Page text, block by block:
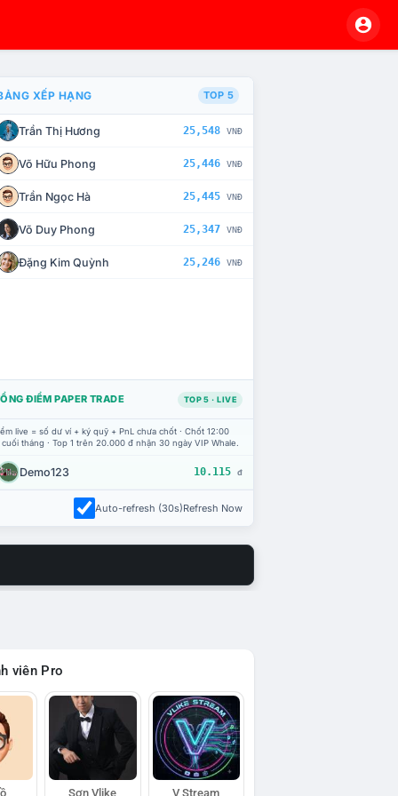
CHẾ TÀI XỬ LÝ VI PHẠM
XẾP HẠNG TOP 5
Trần Thị Hương 25,548 VNĐ
Võ Hữu Phong 25,446 VNĐ
Trần Ngọc Hà 25,445 VNĐ
Võ Duy Phong 25,347 VNĐ
Đặng Kim Quỳnh 25,246 VNĐ
ĐIỂM PAPER TRADE TOP 5 · LIVE
live = số dư ví + ký quỹ + PnL chưa chốt · Chốt 12:00
tháng · Top 1 trên 20.000 đ nhận 30 ngày VIP Whale.
Demo123 10.115 đ
Auto-refresh (30s)Refresh Now
viên Pro
Sơn Vlike V Stream